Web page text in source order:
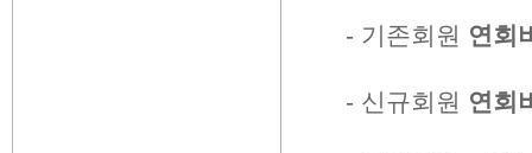
- 기존회원 연회
- 신규회원 연회